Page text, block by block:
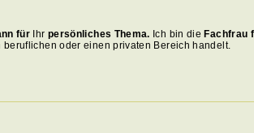
für Ihr persönliches Thema. Ich bin die Fachfrau
oder einen privaten Bereich handelt.